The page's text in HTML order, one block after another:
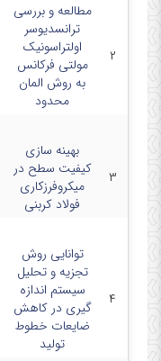
۲
مطالعه و بررسی
ترانسدیوسر
اولتراسونیک
مولتی فرکانس
به روش المان
محدود
۳
بهینه سازی
کیفیت سطح در
میکروفرزکاری
فولاد کربنی
۴
توانایی روش
تجزیه و تحلیل
سیستم اندازه
گیری در کاهش
ضایعات خطوط
تولید